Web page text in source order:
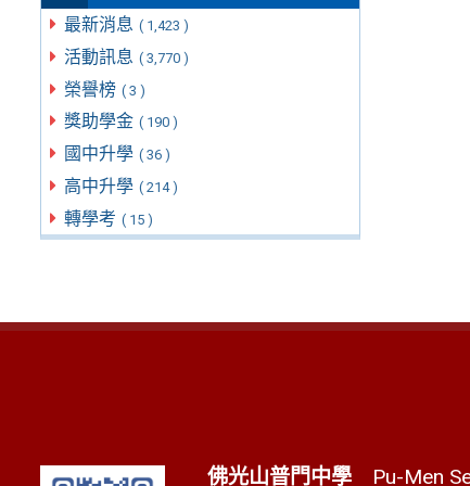
最新消息 ( 1,423 )
活動訊息 ( 3,770 )
榮譽榜 ( 3 )
獎助學金 ( 190 )
國中升學 ( 36 )
高中升學 ( 214 )
轉學考 ( 15 )
佛光山普門中學Pu-Men